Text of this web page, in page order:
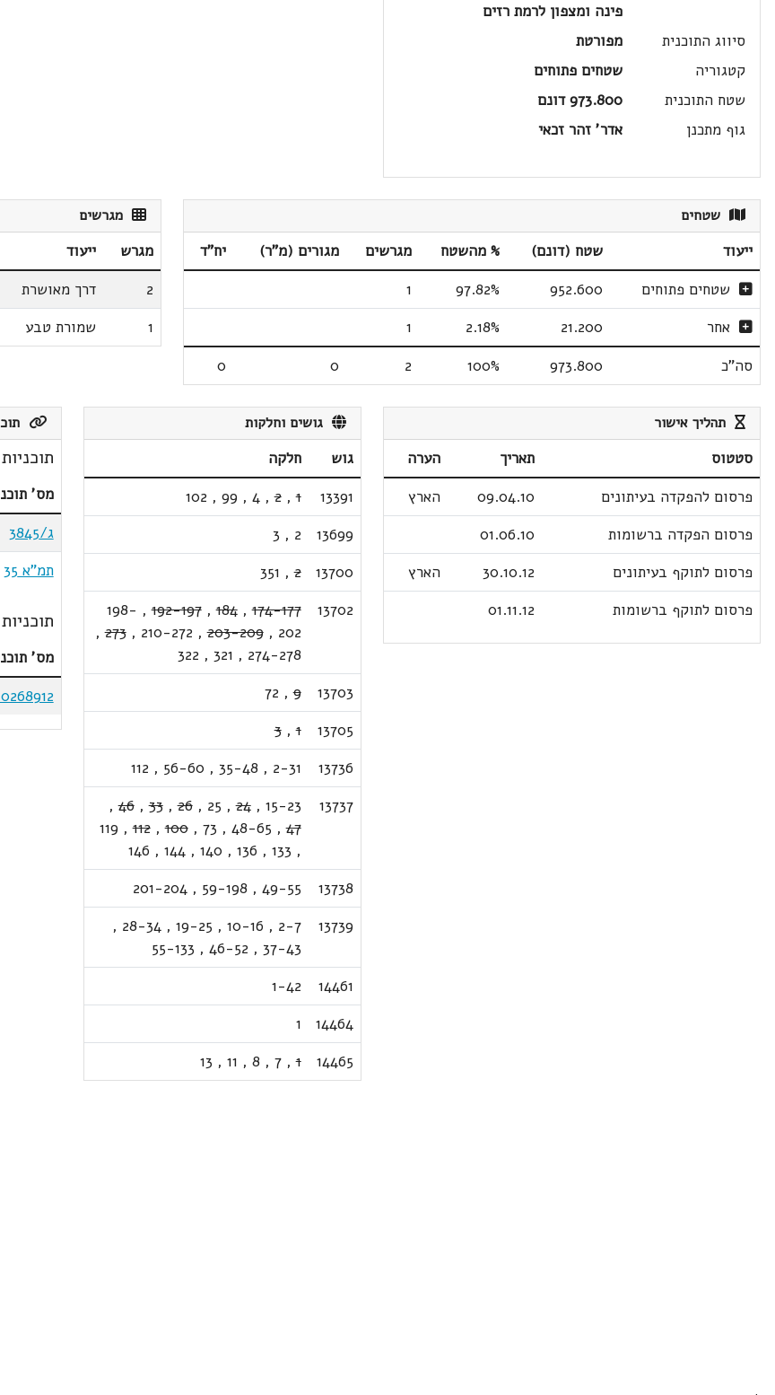
פינה ומצפון לרמת רזים
סיווג התוכנית
מפורטת
קטגוריה
שטחים פתוחים
שטח התוכנית
973.800 דונם
גוף מתכנן
אדר' זהר זכאי
שטחים
ייעוד שטח (דונם) % מהשטח מגרשים מגורים (מ"ר)
יח"ד
שטחים פתוחים
952.600
97.82%
1
אחר
21.200
2.18%
1
סה"כ
973.800
100%
2
0
0
מגרשים
מגרש ייעוד
2
דרך מאושרת
1
שמורת טבע
תהליך אישור
סטטוס תאריך
הערה
פרסום להפקדה בעיתונים
09.04.10
הארץ
פרסום הפקדה ברשומות
01.06.10
פרסום לתוקף בעיתונים
30.10.12
הארץ
פרסום לתוקף ברשומות
01.11.12
גושים וחלקות
גוש
חלקה
13391
1
,
2
,
4
,
99
,
102
13699
2
,
3
13700
2
,
351
13702
174-177
,
184
,
192-197
,
198-
202
,
203-209
,
210-272
,
273
,
274-278
,
321
,
322
13703
9
,
72
13705
1
,
3
13736
2-31
,
35-48
,
56-60
,
112
13737
15-23
,
24
,
25
,
26
,
33
,
46
,
47
,
48-65
,
73
,
100
,
112
,
119
,
133
,
136
,
140
,
144
,
146
13738
49-55
,
59-198
,
201-204
13739
2-7
,
10-16
,
19-25
,
28-34
,
37-43
,
46-52
,
55-133
14461
1-42
14464
1
14465
1
,
7
,
8
,
11
,
13
מס'
ג/3845
תמ"א 35
מס'